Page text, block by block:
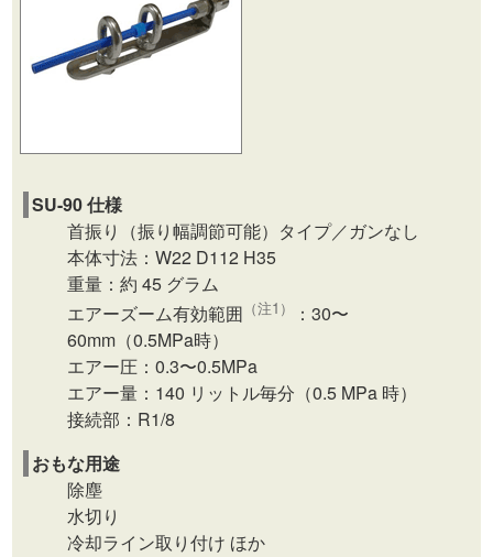
SU-90 仕様
首振り（振り幅調節可能）タイプ／ガンなし
本体寸法：W22 D112 H35
重量：約 45 グラム
エアーズーム有効範囲 （注1）
：30〜
60mm（0.5MPa時）
エアー圧：0.3〜0.5MPa
エアー量：140 リットル毎分（0.5 MPa 時）
接続部：R1/8
おもな用途
除塵
水切り
冷却ライン取り付け ほか